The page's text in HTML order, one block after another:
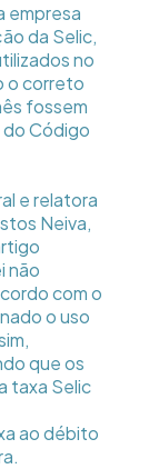
empresa
da Selic,
no
o correto
fossem
do Código
e relatora
Neiva,
não
com o
o uso
que os
taxa Selic
ao débito